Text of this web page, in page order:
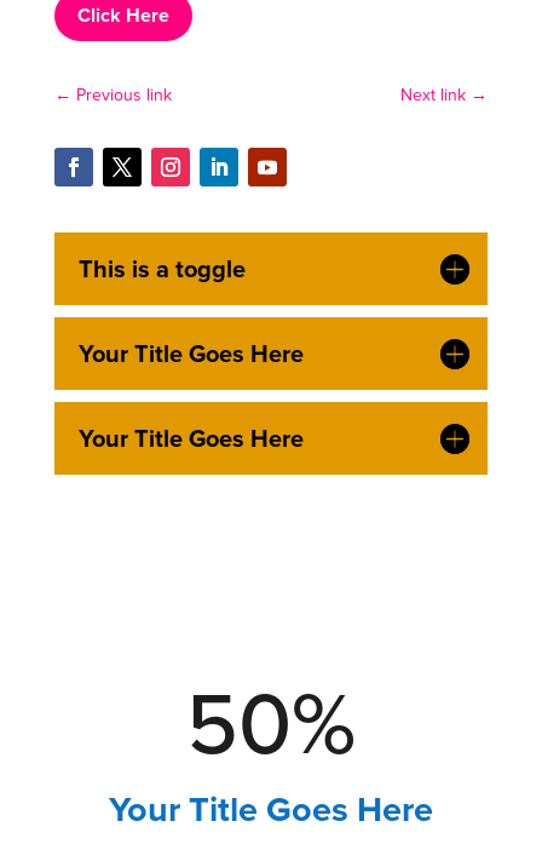
Click Here
← Previous link Next link →
This is a toggle
Your Title Goes Here
Your Title Goes Here
50%
Your Title Goes Here